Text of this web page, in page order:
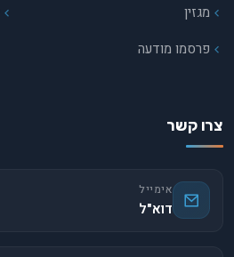
מגזין
פרסמו מודעה
צרו קשר
אימייל
דוא"ל